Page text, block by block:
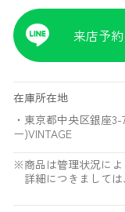
来店予約
在庫所在地
・東京都中央区銀座
ー)VINTAGE
※商品は管理状況によ
詳細につきましては